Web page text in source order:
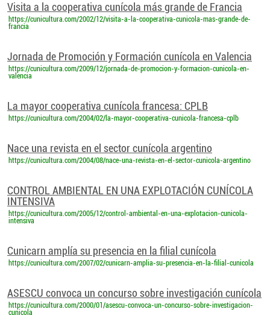
Visita a la cooperativa cunícola más grande de Francia
https://cunicultura.com/2002/12/visita-a-la-cooperativa-cunicola-mas-grande-de-
francia
Jornada de Promoción y Formación cunícola en Valencia
https://cunicultura.com/2009/12/jornada-de-promocion-y-formacion-cunicola-en-
valencia
La mayor cooperativa cunícola francesa: CPLB
https://cunicultura.com/2004/02/la-mayor-cooperativa-cunicola-francesa-cplb
Nace una revista en el sector cunícola argentino
https://cunicultura.com/2004/08/nace-una-revista-en-el-sector-cunicola-argentino
CONTROL AMBIENTAL EN UNA EXPLOTACIÓN CUNÍCOLA
INTENSIVA
https://cunicultura.com/2005/12/control-ambiental-en-una-explotacion-cunicola-
intensiva
Cunicarn amplía su presencia en la filial cunícola
https://cunicultura.com/2007/02/cunicarn-amplia-su-presencia-en-la-filial-cunicola
ASESCU convoca un concurso sobre investigación cunícola
https://cunicultura.com/2000/01/asescu-convoca-un-concurso-sobre-investigacion-
cunicola